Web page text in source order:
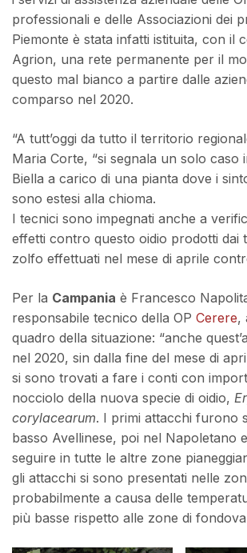
professionali e delle Associazioni dei
Piemonte è stata infatti istituita, con il
Agrion, una rete permanente per il
questo mal bianco a partire dalle
comparso nel 2020.
“A tutt’oggi da tutto il territorio
Maria Corte, “si segnala un solo caso
Biella a carico di una pianta dove i
sono estesi alla chioma.
I tecnici sono impegnati anche a
effetti contro questo oidio prodotti dai
zolfo effettuati nel mese di aprile
Per la Campania è Francesco
responsabile tecnico della OP Cerere,
quadro della situazione: “anche
nel 2020, sin dalla fine del mese di
si sono trovati a fare i conti con
nocciolo della nuova specie di oidio,
corylacearum. I primi attacchi furono
basso Avellinese, poi nel Napoletano
seguire in tutte le altre zone
gli attacchi si sono presentati nelle
probabilmente a causa delle
più basse rispetto alle zone di